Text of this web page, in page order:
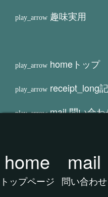
home
トップページ
mail
問い合わせ
趣味実用
home トップ
receipt_long
mail問い合わ
favoriteお気
タグクラウド